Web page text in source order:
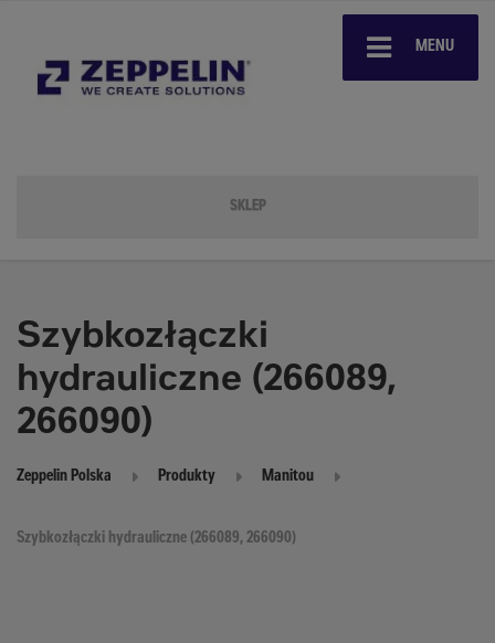
MENU
SKLEP
Szybkozłączki
hydrauliczne (266089,
266090)
Zeppelin Polska Produkty Manitou
Szybkozłączki hydrauliczne (266089, 266090)